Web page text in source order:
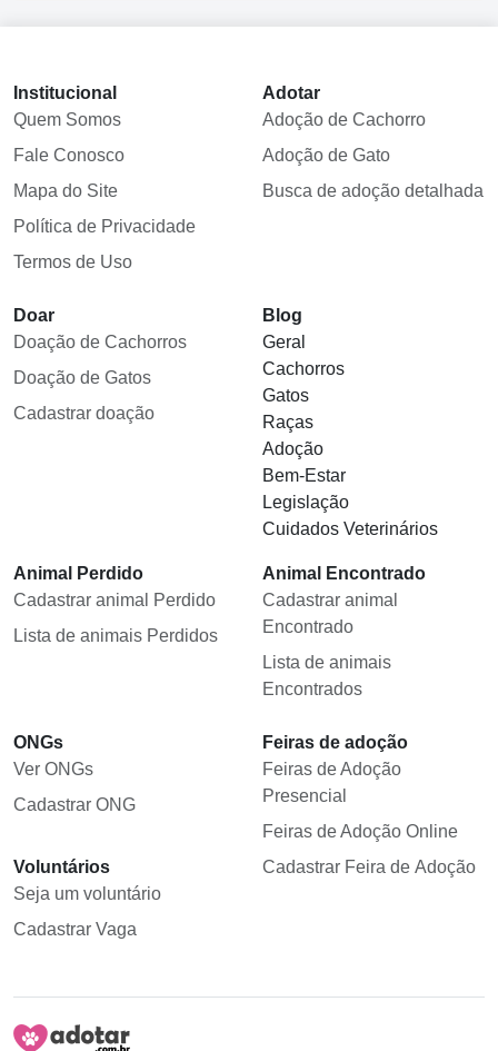
Institucional
Quem Somos
Fale Conosco
Mapa do Site
Política de Privacidade
Termos de Uso
Adotar
Adoção de Cachorro
Adoção de Gato
Busca de adoção detalhada
Doar
Doação de Cachorros
Doação de Gatos
Cadastrar doação
Blog
Geral
Cachorros
Gatos
Raças
Adoção
Bem-Estar
Legislação
Cuidados Veterinários
Animal Perdido
Cadastrar animal Perdido
Lista de animais Perdidos
Animal Encontrado
Cadastrar animal
Encontrado
Lista de animais
Encontrados
ONGs
Ver ONGs
Cadastrar ONG
Voluntários
Seja um voluntário
Cadastrar Vaga
Feiras de adoção
Feiras de Adoção
Presencial
Feiras de Adoção Online
Cadastrar Feira de Adoção